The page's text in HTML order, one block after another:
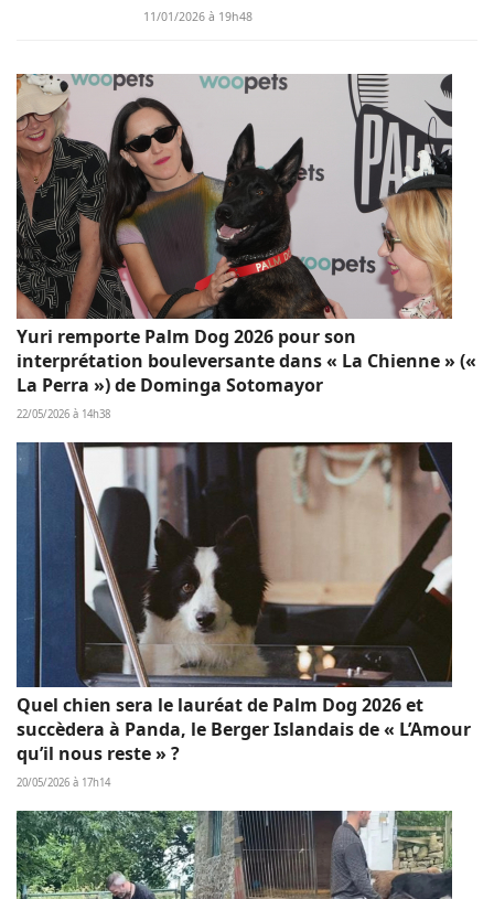
11/01/2026 à 19h48
Yuri remporte Palm Dog 2026 pour son
interprétation bouleversante dans « La Chienne » («
La Perra ») de Dominga Sotomayor
22/05/2026 à 14h38
Quel chien sera le lauréat de Palm Dog 2026 et
succèdera à Panda, le Berger Islandais de « L’Amour
qu’il nous reste » ?
20/05/2026 à 17h14